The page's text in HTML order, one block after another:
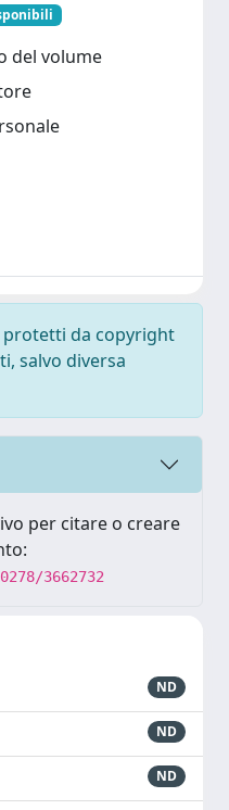
del volume
protetti da copyright
salvo diversa
per citare o creare
3662732
ND
ND
ND